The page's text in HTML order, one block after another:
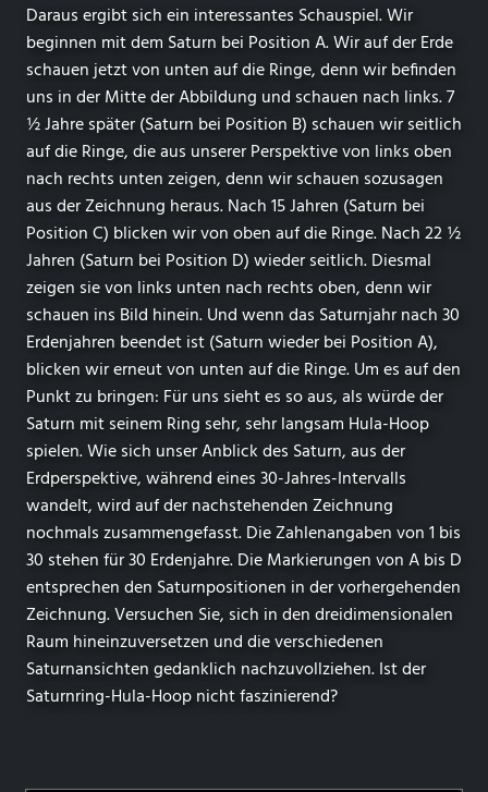
Daraus ergibt sich ein interessantes Schauspiel. Wir
beginnen mit dem Saturn bei Position A. Wir auf der Erde
schauen jetzt von unten auf die Ringe, denn wir befinden
uns in der Mitte der Abbildung und schauen nach links. 7
½ Jahre später (Saturn bei Position B) schauen wir seitlich
auf die Ringe, die aus unserer Perspektive von links oben
nach rechts unten zeigen, denn wir schauen sozusagen
aus der Zeichnung heraus. Nach 15 Jahren (Saturn bei
Position C) blicken wir von oben auf die Ringe. Nach 22 ½
Jahren (Saturn bei Position D) wieder seitlich. Diesmal
zeigen sie von links unten nach rechts oben, denn wir
schauen ins Bild hinein. Und wenn das Saturnjahr nach 30
Erdenjahren beendet ist (Saturn wieder bei Position A),
blicken wir erneut von unten auf die Ringe. Um es auf den
Punkt zu bringen: Für uns sieht es so aus, als würde der
Saturn mit seinem Ring sehr, sehr langsam Hula-Hoop
spielen. Wie sich unser Anblick des Saturn, aus der
Erdperspektive, während eines 30-Jahres-Intervalls
wandelt, wird auf der nachstehenden Zeichnung
nochmals zusammengefasst. Die Zahlenangaben von 1 bis
30 stehen für 30 Erdenjahre. Die Markierungen von A bis D
entsprechen den Saturnpositionen in der vorhergehenden
Zeichnung. Versuchen Sie, sich in den dreidimensionalen
Raum hineinzuversetzen und die verschiedenen
Saturnansichten gedanklich nachzuvollziehen. Ist der
Saturnring-Hula-Hoop nicht faszinierend?